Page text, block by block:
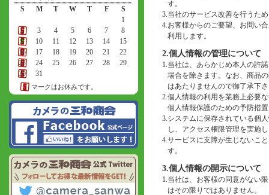
S
M T W T F
S
1
2
3 4 5 6 7
8
9
10 11 12 13 14
15
16
17 18 19 20 21
22
23
24 25 26 27 28
29
30
31
マークはお休みです。
す。
3.当社のサービス改善を行うた
4.お客様からのご要望、お問い
利用します。
2.個人情報の管理について
1.当社は、あらかじめ本人の許
場合を除きます。なお、商品
はあたりませんので御了承下
2.個人情報の利用を業務上必要
個人情報保護のための予防措
3.システムに保存されている個
し、アクセス権限管理を実施
4.サービスに支障が生じないこ
す。
3.個人情報の開示について
1.当社は、お客様の同意がない
はその限りではありません。